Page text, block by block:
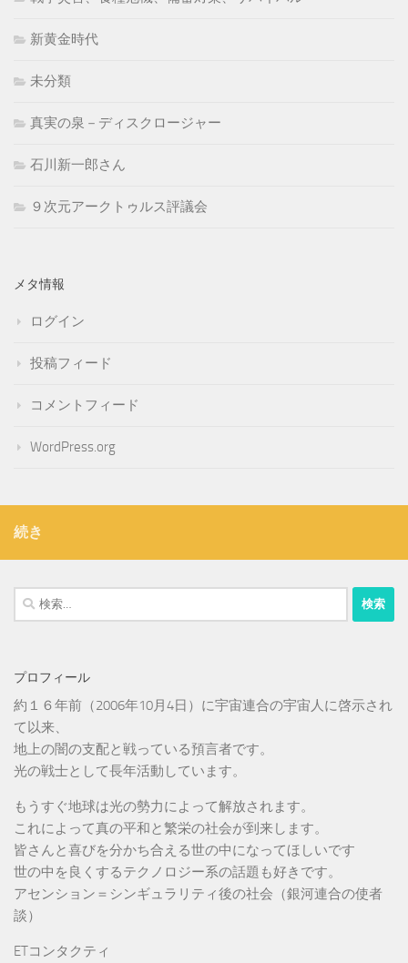
新黄金時代
未分類
真実の泉－ディスクロージャー
石川新一郎さん
９次元アークトゥルス評議会
メタ情報
ログイン
投稿フィード
コメントフィード
WordPress.org
続き
検
索:
プロフィール
約１６年前（2006年10月4日）に宇宙連合の宇宙人に啓示され
て以来、
地上の闇の支配と戦っている預言者です。
光の戦士として長年活動しています。
もうすぐ地球は光の勢力によって解放されます。
これによって真の平和と繁栄の社会が到来します。
皆さんと喜びを分かち合える世の中になってほしいです
世の中を良くするテクノロジー系の話題も好きです。
アセンション＝シンギュラリティ後の社会（銀河連合の使者
談）
ETコンタクティ